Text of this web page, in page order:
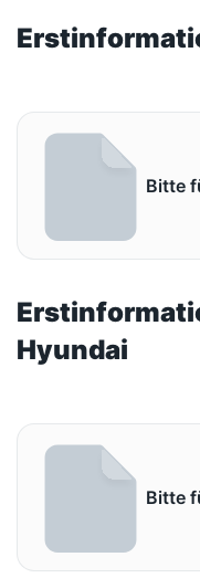
Bitte
Hyundai
Bitte